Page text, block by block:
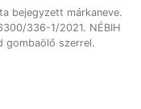
bejegyzett márkaneve.
336-1/2021. NÉBIH
gombaölő szerrel.